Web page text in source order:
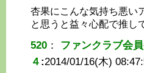
杏果にこんな気持ち悪い
と思うと益々心配で推し
520 ： ファンクラブ会
４ :2014/01/16(木)